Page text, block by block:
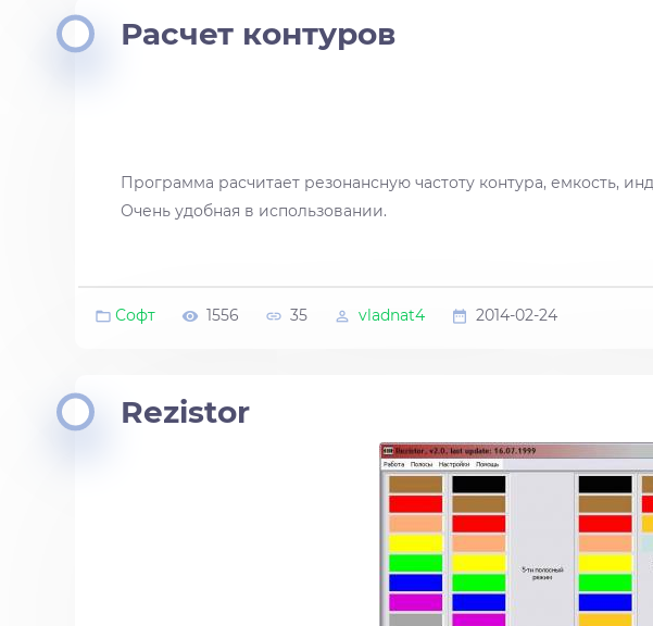
Расчет контуров
Программа расчитает резонансную частоту контура, емкость,
Очень удобная в использовании.
Софт 1556 35 vladnat4 2014-02-24
Rezistor